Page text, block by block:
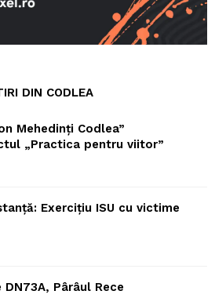
DIN CODLEA
Mehedinți Codlea”
„Practica pentru viitor”
Exercițiu ISU cu victime
Pârâul Rece